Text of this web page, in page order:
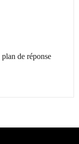
de réponse